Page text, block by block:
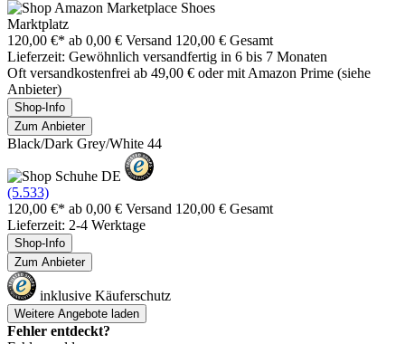
Marktplatz
120,00 €* ab 0,00 € Versand 120,00 € Gesamt
Lieferzeit: Gewöhnlich versandfertig in 6 bis 7 Monaten
Oft versandkostenfrei ab 49,00 € oder mit Amazon Prime (siehe
Anbieter)
Shop-Info
Zum Anbieter
Black/Dark Grey/White 44
(5.533)
120,00 €* ab 0,00 € Versand 120,00 € Gesamt
Lieferzeit: 2-4 Werktage
Shop-Info
Zum Anbieter
inklusive Käuferschutz
Weitere Angebote laden
Fehler entdeckt?